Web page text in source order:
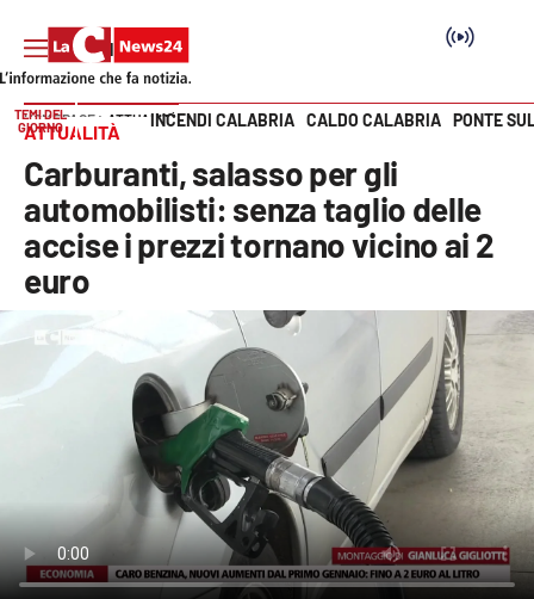
SEZIONI
Cronaca
Politica
Attualità
Economia e lavoro
Italia Mondo
Sanità
Vai
TEMI DEL
GIORNO
INCENDI CALABRIA CALDO CALABRIA PONTE
HOME PAGE ATTUALITÀ
ATTUALITÀ
Carburanti, salasso per gli
automobilisti: senza taglio delle
accise i prezzi tornano vicino ai 2
euro